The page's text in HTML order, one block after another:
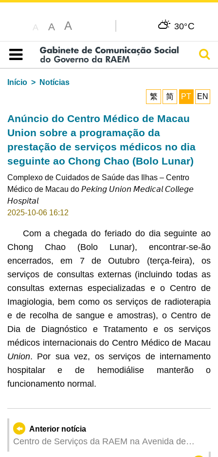
A A A 30°C
Índice
Início
Notícias
繁
简 PT EN
Anúncio do Centro Médico de Macau
Union sobre a programação da
prestação de serviços médicos no dia
seguinte ao Chong Chao (Bolo Lunar)
Complexo de Cuidados de Saúde das Ilhas – Centro
Médico de Macau do 𝘗𝘦𝘬𝘪𝘯𝘨 𝘜𝘯𝘪𝘰𝘯 𝘔𝘦𝘥𝘪𝘤𝘢𝘭 𝘊𝘰𝘭𝘭𝘦𝘨𝘦
𝘏𝘰𝘴𝘱𝘪𝘵𝘢𝘭
2025-10-06 16:12
Com a chegada do feriado do dia seguinte ao
Chong Chao (Bolo Lunar), encontrar-se-ão
encerrados, em 7 de Outubro (terça-feira), os
serviços de consultas externas (incluindo todas as
consultas externas especializadas e o Centro de
Imagiologia, bem como os serviços de radioterapia
e de recolha de sangue e amostras), o Centro de
Dia de Diagnóstico e Tratamento e os serviços
médicos internacionais do Centro Médico de Macau
Union. Por sua vez, os serviços de internamento
hospitalar e de hemodiálise manterão o
funcionamento normal.
Anterior notícia
Centro de Serviços da RAEM na Avenida de